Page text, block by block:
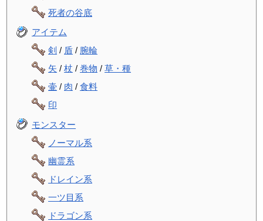
死者の谷底
アイテム
剣 / 盾 / 腕輪
矢 /杖 /巻物 /草・種
壷 / 肉 /食料
印
モンスター
ノーマル系
幽霊系
ドレイン系
一ツ目系
ドラゴン系